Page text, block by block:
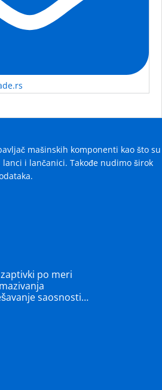
mašinskih komponenti kao što su
i lančanici. Takođe nudimo širok
po meri
saosnosti…